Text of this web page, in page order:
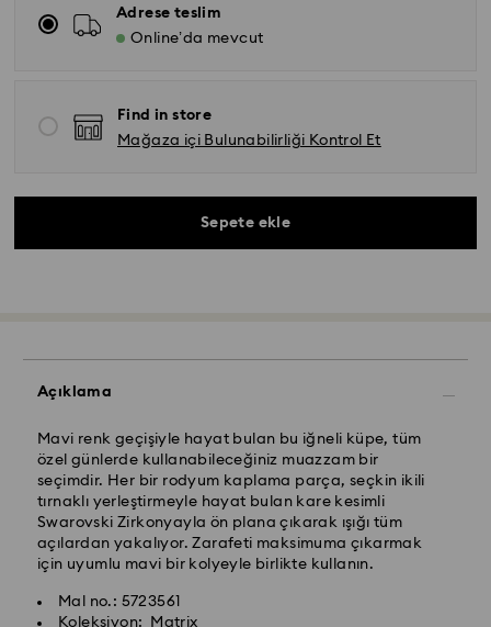
Adrese teslim
Online’da mevcut
Find in store
Mağaza içi Bulunabilirliği Kontrol Et
Sepete ekle
Açıklama
Mavi renk geçişiyle hayat bulan bu iğneli küpe, tüm
özel günlerde kullanabileceğiniz muazzam bir
seçimdir. Her bir rodyum kaplama parça, seçkin ikili
tırnaklı yerleştirmeyle hayat bulan kare kesimli
Swarovski Zirkonyayla ön plana çıkarak ışığı tüm
açılardan yakalıyor. Zarafeti maksimuma çıkarmak
için uyumlu mavi bir kolyeyle birlikte kullanın.
Mal no.: 5723561
Koleksiyon: Matrix
Yurtiçi Kargo ve Koley Gelsin- Kolay Gelsin & Yurtiçi
Kargo
Pazartesiden cumaya saat 13.00’a (TRT) kadar
verilen siparişler aynı iş gününde işleme alınır ve
gönderilir.
Standart teslimat süresi: İşleme ve gönderimden
sonra 2-3 iş günü
Swarovski kristali, nazik davranılması gereken hassas
boyunca ilk günkü görünümünü korumak ve hasar